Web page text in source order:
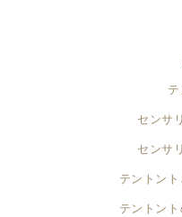
センサ
センサ
テントン
テントン